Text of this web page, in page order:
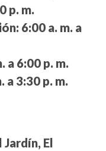
p. m.
6:00 a. m. a
a 6:00 p. m.
a 3:30 p. m.
El